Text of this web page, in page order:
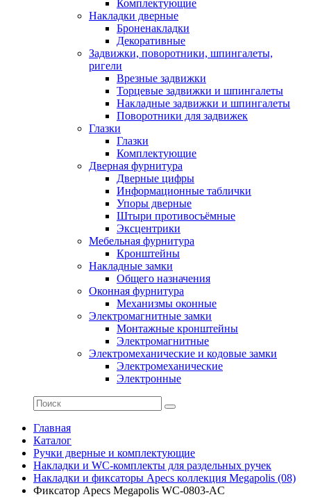
Комплектующие
Накладки дверные
Броненакладки
Декоративные
Задвижки, поворотники, шпингалеты,
ригели
Врезные задвижки
Торцевые задвижки и шпингалеты
Накладные задвижки и шпингалеты
Поворотники для задвижек
Глазки
Глазки
Комплектующие
Дверная фурнитура
Дверные цифры
Информационные таблички
Упоры дверные
Штыри противосъёмные
Эксцентрики
Мебельная фурнитура
Кронштейны
Накладные замки
Общего назначения
Оконная фурнитура
Механизмы оконные
Электромагнитные замки
Монтажные кронштейны
Электромагнитные
Электромеханические и кодовые замки
Электромеханические
Электронные
Главная
Каталог
Ручки дверные и комплектующие
Накладки и WC-комплекты для раздельных ручек
Накладки и фиксаторы Apecs коллекция Megapolis (08)
Фиксатор Apecs Megapolis WC-0803-AC